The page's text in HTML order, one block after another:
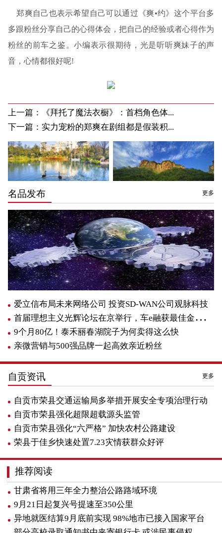
郑爽自己也表示希望自己可以通过《爽•约》这个平台多
多跟粉丝分享自己的心得体会，把自己的经验或者心得作为
粉丝的前车之鉴。小编表示很期待，光是听听爽妹子的声
音，心情都很好呢!
上一篇：
《拜托了魔法衣橱》：首档角色体...
下一篇： 实力宠粉的郑爽在剧组都是假装积...
名品发布 更多
爱立信布局未来网络公司 投资SD-WAN公司观脉科技
首届理想主义光辉论坛在京举行，车e融获最佳金融产品奖
9个月80亿！泰禾丽春湖院子为何卖得这么快
亲微营销与500强品牌一起高效亲近粉丝
自贡资讯 更多
自贡市荣县交通运输局多举措开展安全专项治理行动
自贡市荣县强化超限超载源头监管
自贡市荣县强化“六严格” 加快农村公路建设
荣县于佳乡快速处置7.23灾情获群众好评
推荐阅读
甘肃省将用三年全力整治公路路域环境
9月21日起复兴号提速至350公里
异地就医结算9月底前实现 98%地市已接入国家平台